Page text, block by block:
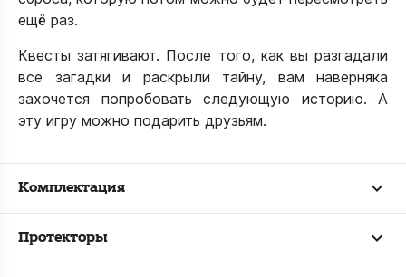
ещё раз.
Квесты затягивают. После того, как вы разгадали
все загадки и раскрыли тайну, вам наверняка
захочется попробовать следующую историю. А
эту игру можно подарить друзьям.
Комплектация
Протекторы